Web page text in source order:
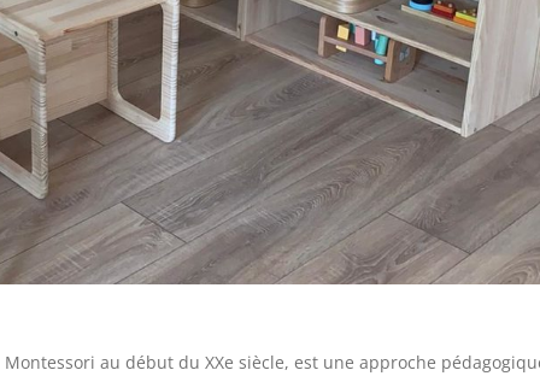
au début du XXe siècle, est une approche